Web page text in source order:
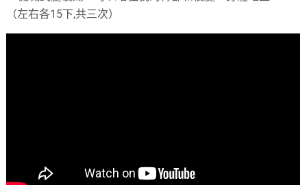
（左右各15下,共三次）